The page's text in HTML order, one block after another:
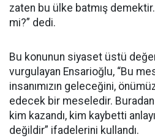
zaten bu ülke batmış
mi?” dedi.
Bu konunun siyaset üstü
vurgulayan Ensarioğlu, “Bu
insanımızın geleceğini,
edecek bir meseledir.
kim kazandı, kim kaybetti
değildir” ifadelerini kullandı.